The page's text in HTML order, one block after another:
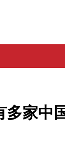
多家中